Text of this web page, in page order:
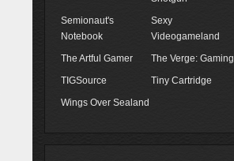
Semionaut's
Notebook
Sexy
Videogameland
The Artful Gamer
The Verge: Gaming
TIGSource
Tiny Cartridge
Wings Over Sealand